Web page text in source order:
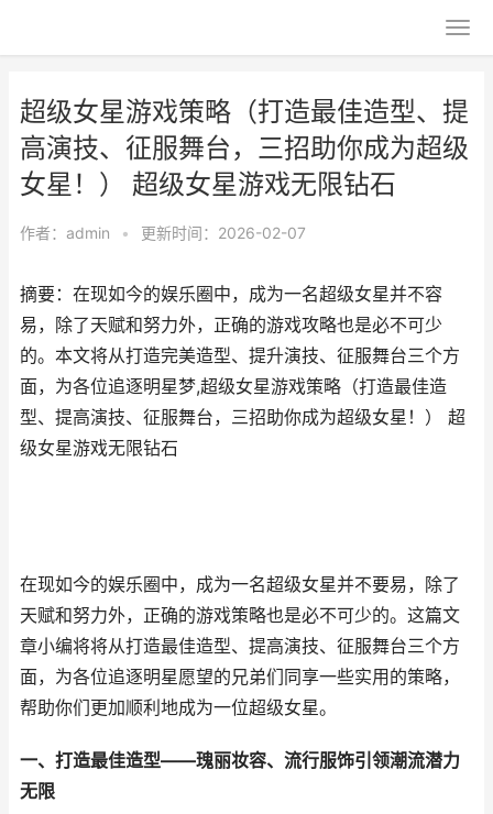
超级女星游戏策略（打造最佳造型、提
高演技、征服舞台，三招助你成为超级
女星！） 超级女星游戏无限钻石
作者： admin • 更新时间：2026-02-07
摘要：在现如今的娱乐圈中，成为一名超级女星并不容
易，除了天赋和努力外，正确的游戏攻略也是必不可少
的。本文将从打造完美造型、提升演技、征服舞台三个方
面，为各位追逐明星梦,超级女星游戏策略（打造最佳造
型、提高演技、征服舞台，三招助你成为超级女星！） 超
级女星游戏无限钻石
在现如今的娱乐圈中，成为一名超级女星并不要易，除了
天赋和努力外，正确的游戏策略也是必不可少的。这篇文
章小编将将从打造最佳造型、提高演技、征服舞台三个方
面，为各位追逐明星愿望的兄弟们同享一些实用的策略，
帮助你们更加顺利地成为一位超级女星。
一、打造最佳造型——瑰丽妆容、流行服饰引领潮流潜力
无限